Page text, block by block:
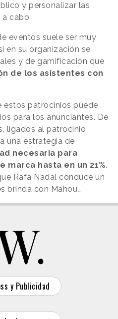
y personalizar las
cabo.
eventos suele ser muy
en su organización se
y de gamificación que
de los asistentes con
estos patrocinios puede
para los anunciantes. De
ligados al patrocinio
una estrategia de
necesaria para
marca hasta en un 21%.
Rafa Nadal conduce un
brinda con Mahou…
y Publicidad